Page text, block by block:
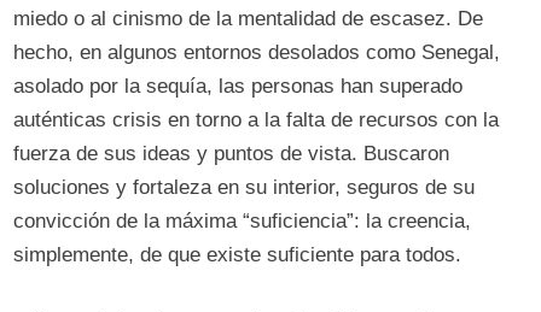
miedo o al cinismo de la mentalidad de escasez. De
hecho, en algunos entornos desolados como Senegal,
asolado por la sequía, las personas han superado
auténticas crisis en torno a la falta de recursos con la
fuerza de sus ideas y puntos de vista. Buscaron
soluciones y fortaleza en su interior, seguros de su
convicción de la máxima “suficiencia”: la creencia,
simplemente, de que existe suficiente para todos.